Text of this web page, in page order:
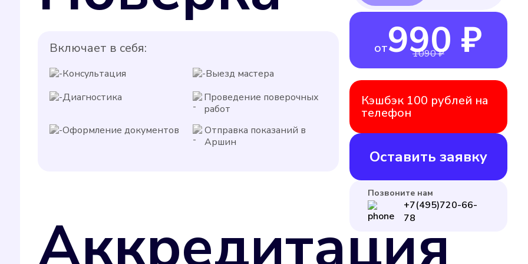
Включает в себя:
Консультация
Выезд мастера
Диагностика
Проведение поверочных
работ
Оформление документов
Отправка показаний в
Аршин
Аккредитация
от990 ₽
1090 ₽
Кэшбэк 100 рублей на
телефон
Оставить заявку
Позвоните нам
+7(495)720-66-
78